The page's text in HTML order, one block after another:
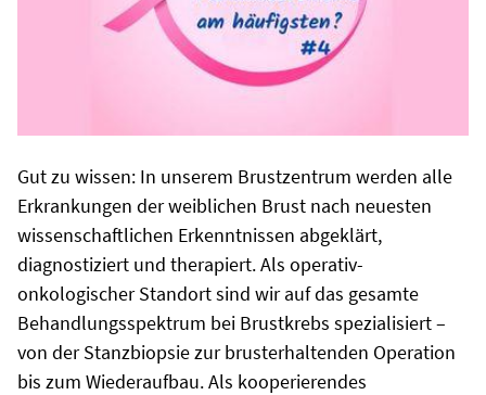
Gut zu wissen: In unserem Brustzentrum werden alle
Erkrankungen der weiblichen Brust nach neuesten
wissenschaftlichen Erkenntnissen abgeklärt,
diagnostiziert und therapiert. Als operativ-
onkologischer Standort sind wir auf das gesamte
Behandlungsspektrum bei Brustkrebs spezialisiert –
von der Stanzbiopsie zur brusterhaltenden Operation
bis zum Wiederaufbau. Als kooperierendes